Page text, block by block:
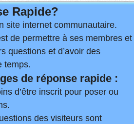
Rapide?
site internet communautaire.
de permettre à ses membres et
questions et d’avoir des
temps.
de réponse rapide :
d’être inscrit pour poser ou
des visiteurs sont